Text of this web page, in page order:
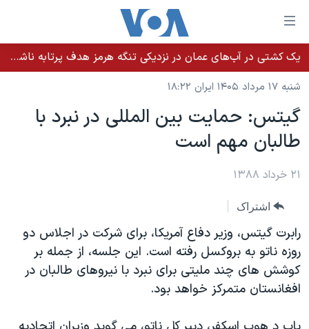
لینکهای
قابل
دسترسی
جهش
محتوای
اصلی
اصلی
جهش
به
جستجو
خانه
نسخه سبک وب‌سایت
موضوع ها
ایران
آمریکا
گزیده‌ها
ویژه برنامه‌ها
ویدیوها
فرهنگ و زندگی
برنامه های تلویزیونی
جدول برنامه ها
صفحه‌های ویژه
عملیات خشم حماسی
۲۵۰سالگی آمریکا
بایگانی برنامه‌های تلویزیونی
مستندها
فرکانس‌های صدای آمریکا
پخش رادیویی
یادگیری زبان انگلیسی
دنبال کنید
یک کشتی در آب‌های عمان در نزدیکی تنگه هرمز هدف پرتابه ناشناس قرار گرفت
شنبه ۱۷ مرداد ۱۴۰۵ ایران ۱۸:۲۲
گیتس: حمایت بین المللی در نبرد با
طالبان مهم است
۲۱ خرداد ۱۳۸۸
اشتراک
رابرت گیتس، وزیر دفاع آمریکا، برای شرکت در اجلاس دو
روزه ناتو به بروکسل رفته است. این جلسه، از جمله بر
کوشش های چند ملیتی برای نبرد با نیروهای طالبان در
افغانستان متمرکز خواهد بود.